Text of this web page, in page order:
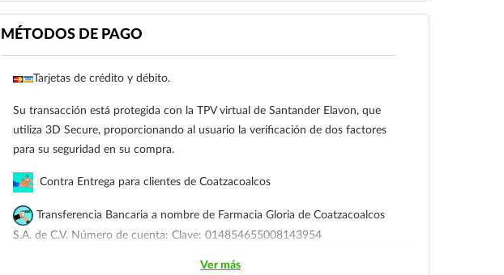
Ver más
MÉTODOS DE PAGO
Tarjetas de crédito y débito.
Su transacción está protegida con la TPV virtual de Santander Elavon, que
utiliza 3D Secure, proporcionando al usuario la verificación de dos factores
para su seguridad en su compra.
Contra Entrega para clientes de Coatzacoalcos
Transferencia Bancaria a nombre de Farmacia Gloria de Coatzacoalcos
S.A. de C.V. Número de cuenta: Clave: 014854655008143954
Para esta forma de pago el cliente deberá enviar su comprobante de pago a al
Ver más